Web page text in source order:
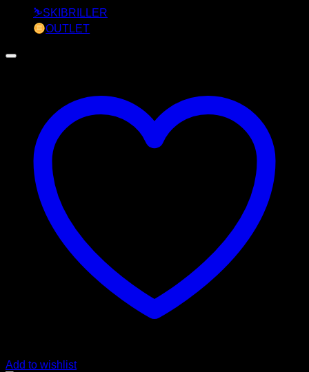
⛷️SKIBRILLER
OUTLET
Add to wishlist